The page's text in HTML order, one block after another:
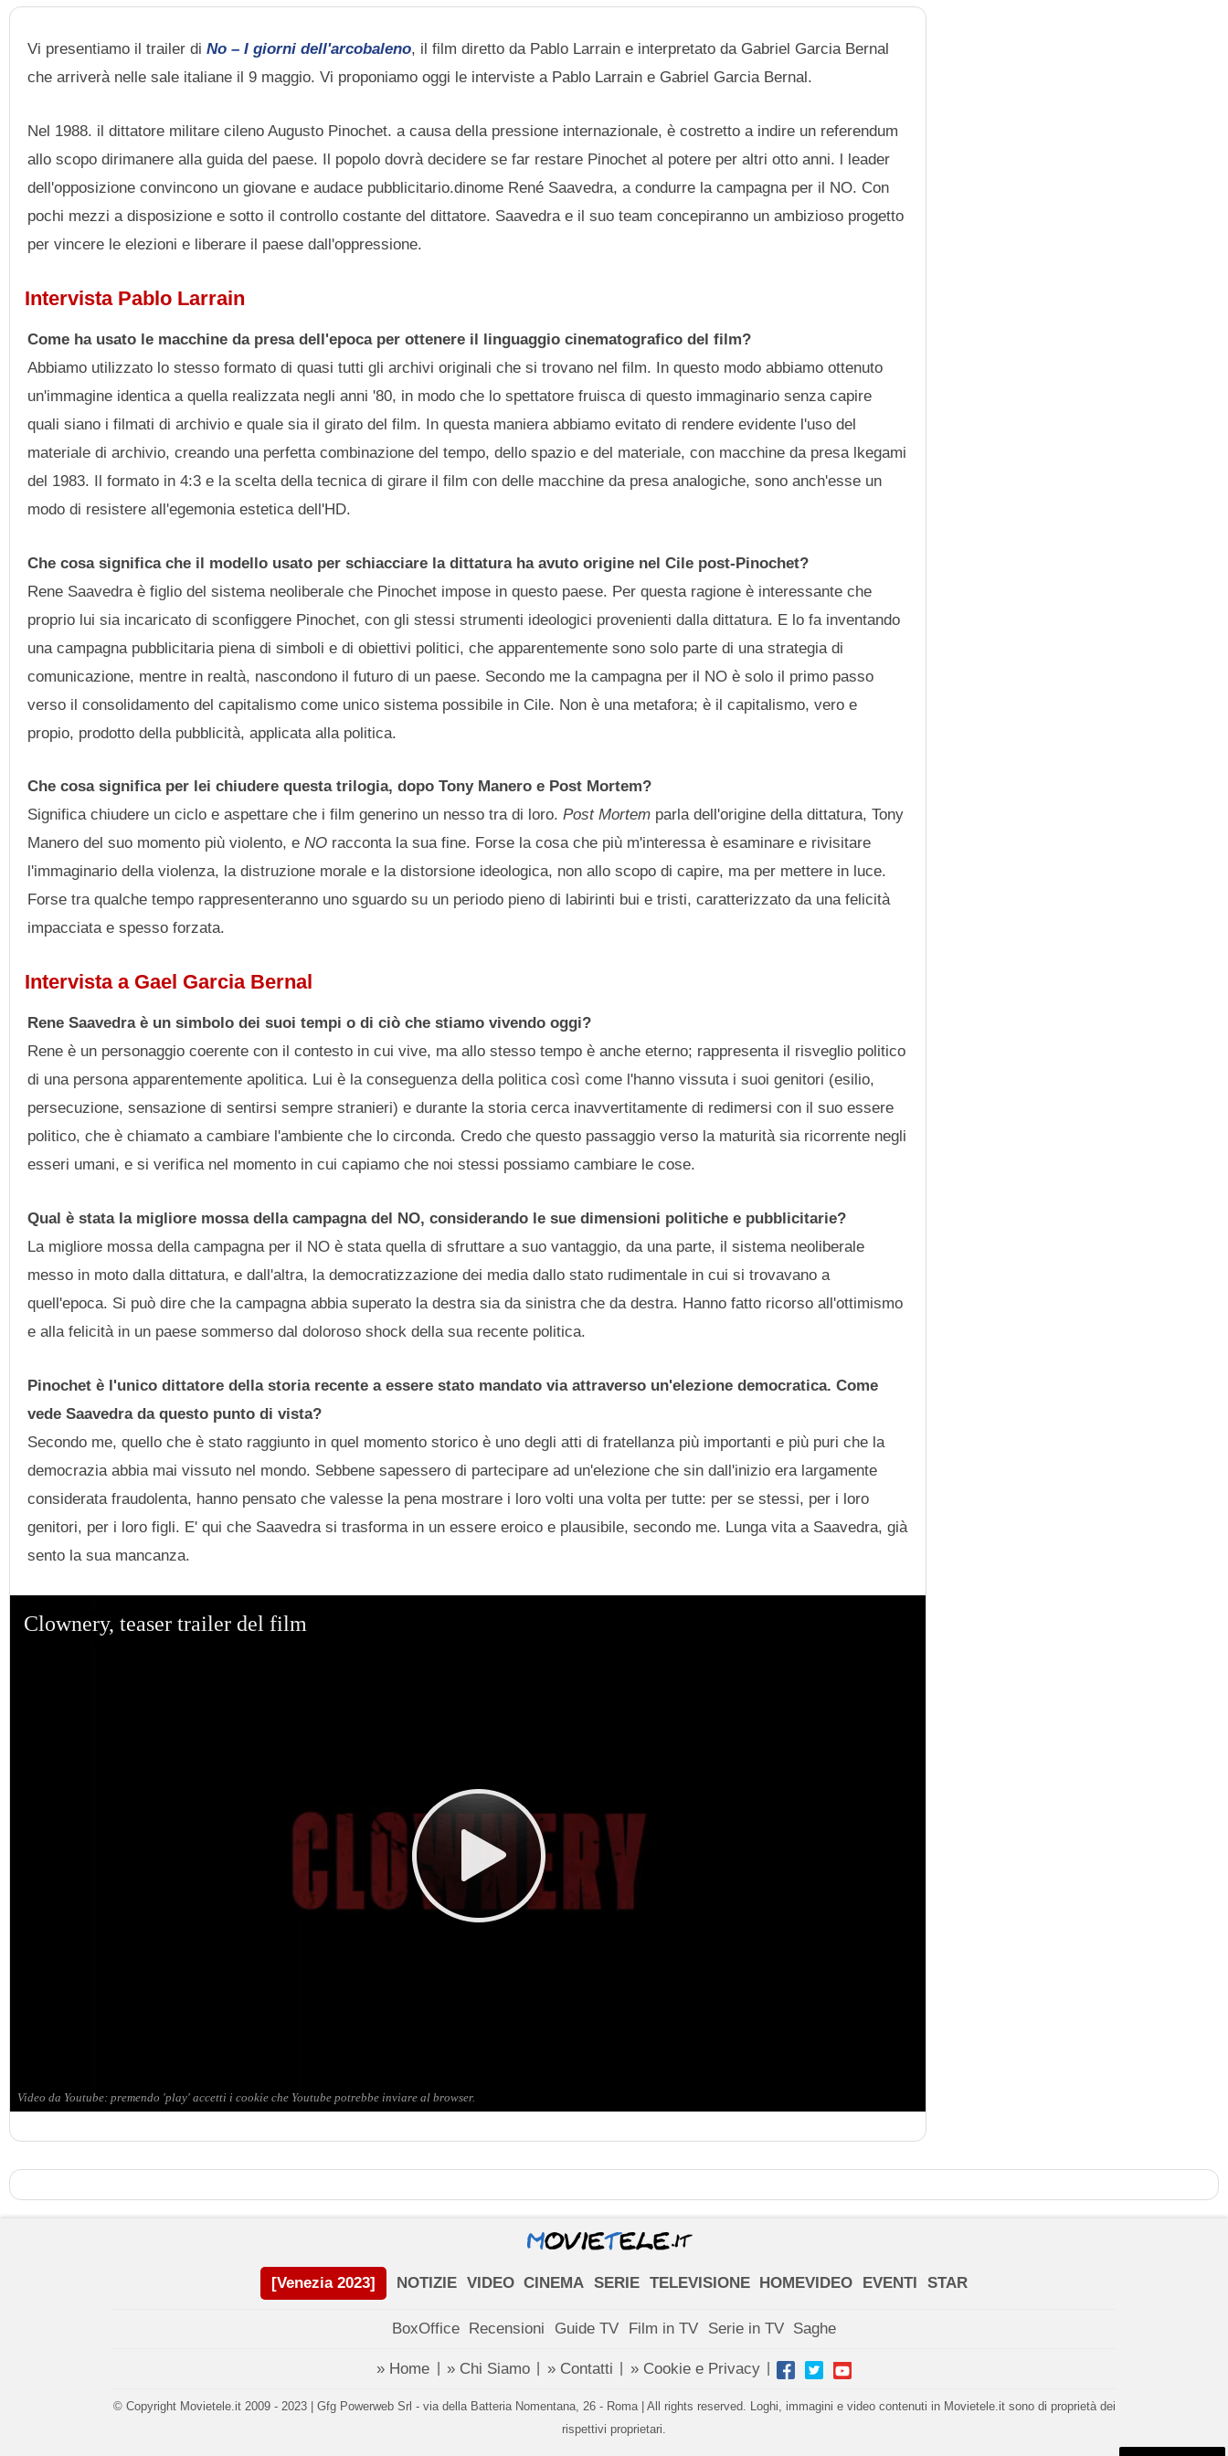
Vi presentiamo il trailer diNo – I giorni dell'arcobaleno, il film diretto da Pablo Larrain e interpretato da Gabriel Garcia Bernal
che arriverà nelle sale italiane il 9 maggio. Vi proponiamo oggi le interviste a Pablo Larrain e Gabriel Garcia Bernal.
Nel 1988. il dittatore militare cileno Augusto Pinochet. a causa della pressione internazionale, è costretto a indire un referendum
allo scopo dirimanere alla guida del paese. Il popolo dovrà decidere se far restare Pinochet al potere per altri otto anni. l leader
dell'opposizione convincono un giovane e audace pubblicitario.dinome René Saavedra, a condurre la campagna per il NO. Con
pochi mezzi a disposizione e sotto il controllo costante del dittatore. Saavedra e il suo team concepiranno un ambizioso progetto
per vincere le elezioni e liberare il paese dall'oppressione.
Intervista Pablo Larrain
Come ha usato le macchine da presa dell'epoca per ottenere il linguaggio cinematografico del film?
Abbiamo utilizzato lo stesso formato di quasi tutti gli archivi originali che si trovano nel film. In questo modo abbiamo ottenuto
un'immagine identica a quella realizzata negli anni '80, in modo che lo spettatore fruisca di questo immaginario senza capire
quali siano i filmati di archivio e quale sia il girato del film. In questa maniera abbiamo evitato di rendere evidente l'uso del
materiale di archivio, creando una perfetta combinazione del tempo, dello spazio e del materiale, con macchine da presa lkegami
del 1983. Il formato in 4:3 e la scelta della tecnica di girare il film con delle macchine da presa analogiche, sono anch'esse un
modo di resistere all'egemonia estetica dell'HD.
Che cosa significa che il modello usato per schiacciare la dittatura ha avuto origine nel Cile post-Pinochet?
Rene Saavedra è figlio del sistema neoliberale che Pinochet impose in questo paese. Per questa ragione è interessante che
proprio lui sia incaricato di sconfiggere Pinochet, con gli stessi strumenti ideologici provenienti dalla dittatura. E lo fa inventando
una campagna pubblicitaria piena di simboli e di obiettivi politici, che apparentemente sono solo parte di una strategia di
comunicazione, mentre in realtà, nascondono il futuro di un paese. Secondo me la campagna per il NO è solo il primo passo
verso il consolidamento del capitalismo come unico sistema possibile in Cile. Non è una metafora; è il capitalismo, vero e
propio, prodotto della pubblicità, applicata alla politica.
Che cosa significa per lei chiudere questa trilogia, dopo Tony Manero e Post Mortem?
Significa chiudere un ciclo e aspettare che i film generino un nesso tra di loro.Post Mortem parla dell'origine della dittatura, Tony
Manero del suo momento più violento, eNO racconta la sua fine. Forse la cosa che più m'interessa è esaminare e rivisitare
l'immaginario della violenza, la distruzione morale e la distorsione ideologica, non allo scopo di capire, ma per mettere in luce.
Forse tra qualche tempo rappresenteranno uno sguardo su un periodo pieno di labirinti bui e tristi, caratterizzato da una felicità
impacciata e spesso forzata.
Intervista a Gael Garcia Bernal
Rene Saavedra è un simbolo dei suoi tempi o di ciò che stiamo vivendo oggi?
Rene è un personaggio coerente con il contesto in cui vive, ma allo stesso tempo è anche eterno; rappresenta il risveglio politico
di una persona apparentemente apolitica. Lui è la conseguenza della politica così come l'hanno vissuta i suoi genitori (esilio,
persecuzione, sensazione di sentirsi sempre stranieri) e durante la storia cerca inavvertitamente di redimersi con il suo essere
politico, che è chiamato a cambiare l'ambiente che lo circonda. Credo che questo passaggio verso la maturità sia ricorrente negli
esseri umani, e si verifica nel momento in cui capiamo che noi stessi possiamo cambiare le cose.
Qual è stata la migliore mossa della campagna del NO, considerando le sue dimensioni politiche e pubblicitarie?
La migliore mossa della campagna per il NO è stata quella di sfruttare a suo vantaggio, da una parte, il sistema neoliberale
messo in moto dalla dittatura, e dall'altra, la democratizzazione dei media dallo stato rudimentale in cui si trovavano a
quell'epoca. Si può dire che la campagna abbia superato la destra sia da sinistra che da destra. Hanno fatto ricorso all'ottimismo
e alla felicità in un paese sommerso dal doloroso shock della sua recente politica.
Pinochet è l'unico dittatore della storia recente a essere stato mandato via attraverso un'elezione democratica. Come
vede Saavedra da questo punto di vista?
Secondo me, quello che è stato raggiunto in quel momento storico è uno degli atti di fratellanza più importanti e più puri che la
democrazia abbia mai vissuto nel mondo. Sebbene sapessero di partecipare ad un'elezione che sin dall'inizio era largamente
considerata fraudolenta, hanno pensato che valesse la pena mostrare i loro volti una volta per tutte: per se stessi, per i loro
genitori, per i loro figli. E' qui che Saavedra si trasforma in un essere eroico e plausibile, secondo me. Lunga vita a Saavedra, già
sento la sua mancanza.
[Venezia 2023] NOTIZIE VIDEO CINEMA SERIE TELEVISIONE HOMEVIDEO EVENTI STAR
BoxOffice Recensioni Guide TV Film in TV Serie in TV Saghe
» Home » Chi Siamo » Contatti » Cookie e Privacy
© Copyright Movietele.it 2009 - 2023 | Gfg Powerweb Srl - via della Batteria Nomentana, 26 - Roma | All rights reserved. Loghi, immagini e video contenuti in Movietele.it sono di proprietà dei
rispettivi proprietari.